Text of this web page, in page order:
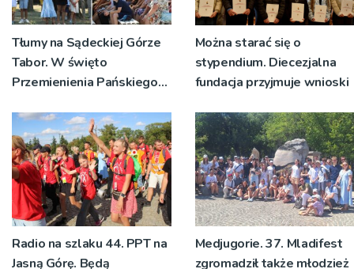
Tłumy na Sądeckiej Górze
Tabor. W święto
Przemienienia Pańskiego
znaczeniu Sakramentów
[ZDJĘCIA]
Można starać się o
stypendium. Diecezjalna
fundacja przyjmuje wnioski
Radio na szlaku 44. PPT na
Jasną Górę. Będą
Medjugorie. 37. Mladifest
zgromadził także młodzież